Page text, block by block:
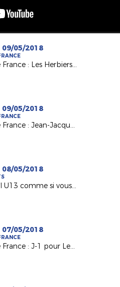
05/2018
Coupe de France : Les Herbiers / PSG (0-2), le résumé
05/2018
Coupe de France : Jean-Jacques Gazeau (Pdt District 85) derrière Les Herbiers VF
05/2018
Le Festival U13 comme si vous y étiez !
05/2018
Coupe de France : J-1 pour Les Herbiers VF (National)